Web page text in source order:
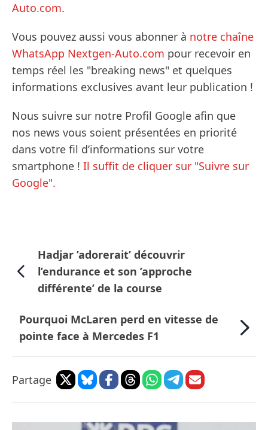
Auto.com.
Vous pouvez aussi vous abonner à notre chaîne
WhatsApp Nextgen-Auto.com pour recevoir en
temps réel les "breaking news" et quelques
informations exclusives avant leur publication !
Nous suivre sur notre Profil Google afin que
nos news vous soient présentées en priorité
dans votre fil d’informations sur votre
smartphone ! Il suffit de cliquer sur "Suivre sur
Google".
Hadjar ’adorerait’ découvrir
l’endurance et son ’approche
différente’ de la course
Pourquoi McLaren perd en vitesse de
pointe face à Mercedes F1
Partage